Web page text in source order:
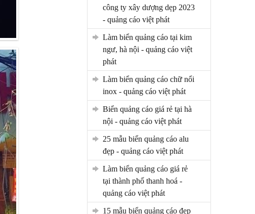
công ty xây dượng dẹp 2023
- quảng cáo việt phát
làm biển quảng cáo tại kim
ngư, hà nội - quảng cáo việt
phát
làm biển quảng cáo chữ nổi
inox - quảng cáo việt phát
biển quảng cáo giá rẻ tại hà
nội - quảng cáo việt phát
25 mẫu biển quảng cáo alu
đẹp - quảng cáo việt phát
làm biển quảng cáo giá rẻ
tại thành phố thanh hoá -
quảng cáo việt phát
15 mẫu biển quảng cáo đẹp